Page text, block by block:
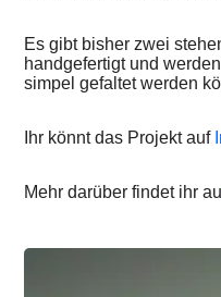
Es gibt bisher zwei
handgefertigt und
simpel gefaltet werden
Ihr könnt das Projekt auf
Mehr darüber findet ihr